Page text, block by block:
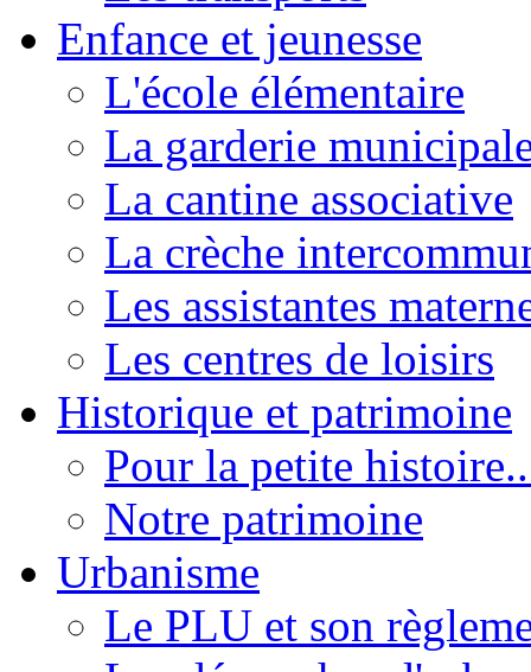
Enfance et jeunesse
L'école élémentaire
La garderie
La cantine associative
La crèche
Les assistantes
Les centres de loisirs
Historique et patrimoine
Pour la petite
Notre patrimoine
Urbanisme
Le PLU et son